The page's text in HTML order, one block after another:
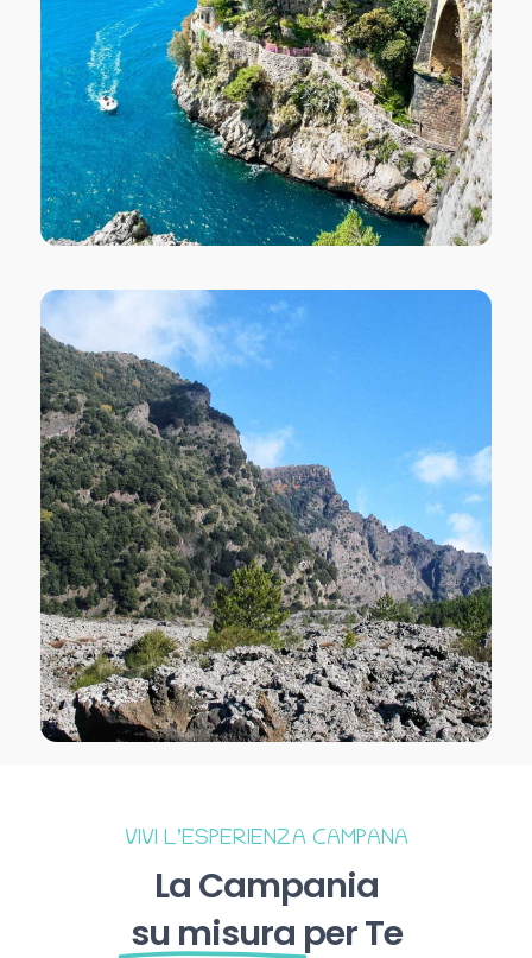
VIVI L’ESPERIENZA CAMPANA
La Campania
su misura per Te